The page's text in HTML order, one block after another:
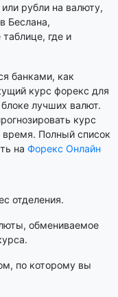
рубли на валюту,
Беслана,
где и
банками, как
курс форекс для
лучших валют.
курс
Полный список
на Форекс Онлайн
отделения.
обмениваемое
по которому вы